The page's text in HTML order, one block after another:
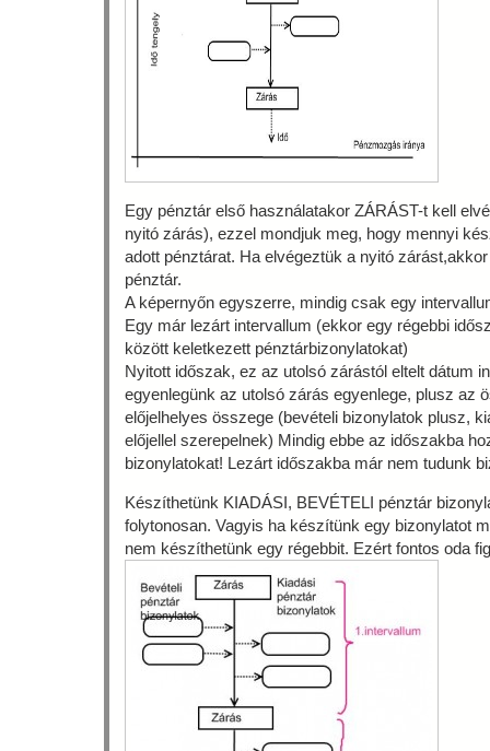
Egy pénztár első használatakor ZÁRÁST-t kell
nyitó zárás), ezzel mondjuk meg, hogy mennyi
adott pénztárat. Ha elvégeztük a nyitó
pénztár.
A képernyőn egyszerre, mindig csak egy
Egy már lezárt intervallum (ekkor egy régebbi
között keletkezett pénztárbizonylatokat)
Nyitott időszak, ez az utolsó zárástól eltelt dátum
egyenlegünk az utolsó zárás egyenlege, plusz az
előjelhelyes összege (bevételi bizonylatok plusz,
előjellel szerepelnek) Mindig ebbe az időszakba
bizonylatokat! Lezárt időszakba már nem tudunk
Készíthetünk KIADÁSI, BEVÉTELI pénztár
folytonosan. Vagyis ha készítünk egy bizonylatot
nem készíthetünk egy régebbit. Ezért fontos oda